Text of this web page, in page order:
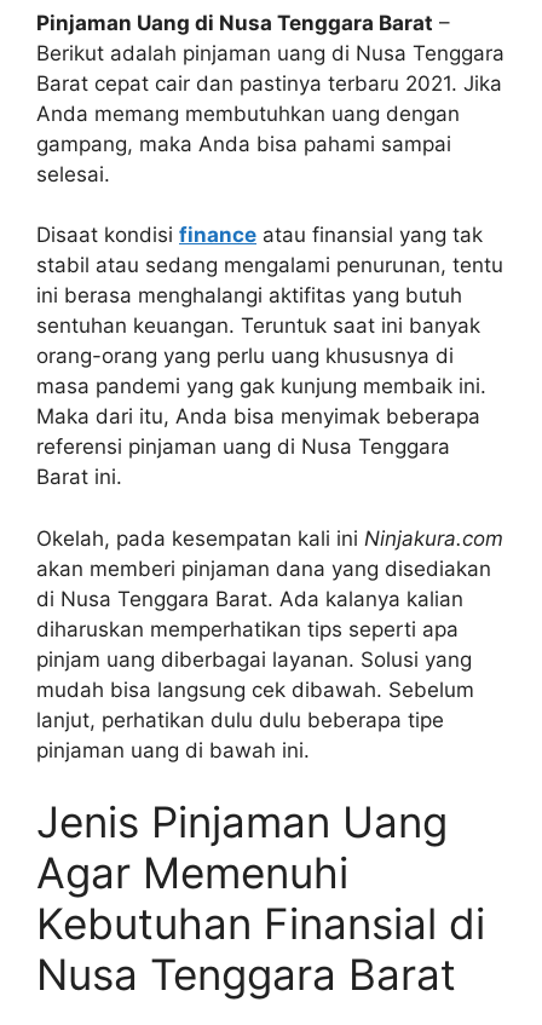
Pinjaman Uang di Nusa Tenggara Barat –
Berikut adalah pinjaman uang di Nusa Tenggara
Barat cepat cair dan pastinya terbaru 2021. Jika
Anda memang membutuhkan uang dengan
gampang, maka Anda bisa pahami sampai
selesai.
Disaat kondisi finance atau finansial yang tak
stabil atau sedang mengalami penurunan, tentu
ini berasa menghalangi aktifitas yang butuh
sentuhan keuangan. Teruntuk saat ini banyak
orang-orang yang perlu uang khususnya di
masa pandemi yang gak kunjung membaik ini.
Maka dari itu, Anda bisa menyimak beberapa
referensi pinjaman uang di Nusa Tenggara
Barat ini.
Okelah, pada kesempatan kali ini Ninjakura.com
akan memberi pinjaman dana yang disediakan
di Nusa Tenggara Barat. Ada kalanya kalian
diharuskan memperhatikan tips seperti apa
pinjam uang diberbagai layanan. Solusi yang
mudah bisa langsung cek dibawah. Sebelum
lanjut, perhatikan dulu dulu beberapa tipe
pinjaman uang di bawah ini.
Jenis Pinjaman Uang
Agar Memenuhi
Kebutuhan Finansial di
Nusa Tenggara Barat